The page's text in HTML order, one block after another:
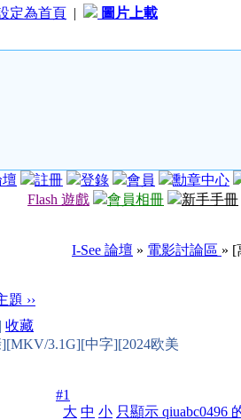
定為首頁 | 圖片上載
壇 註冊 登錄 會員
勳章中心
Flash 遊戲
會員相冊 新手手冊
I-See 論壇 » 電影討論區 » [
題 ››
| 收藏
3.1G][中字][2024欧美
#1
大 中 小 只顯示 qiuabc0496